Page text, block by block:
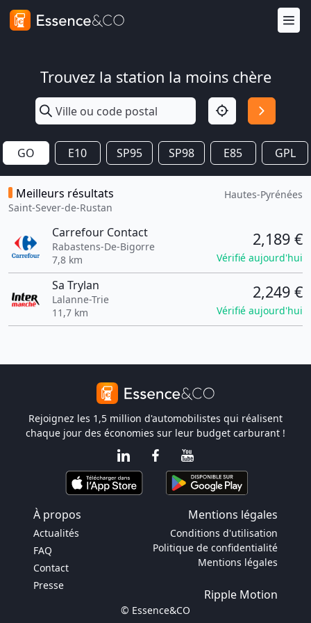
Trouvez la station la moins chère
GO E10 SP95 SP98 E85 GPL
Meilleurs résultats
Saint-Sever-de-Rustan
Hautes-Pyrénées
Carrefour Contact
Rabastens-De-Bigorre
7,8 km
2,189 €
Vérifié aujourd'hui
Sa Trylan
Lalanne-Trie
11,7 km
2,249 €
Vérifié aujourd'hui
Rejoignez les 1,5 million d'automobilistes qui réalisent
chaque jour des économies sur leur budget carburant !
À propos Mentions légales
Actualités
FAQ
Contact
Presse
Conditions d'utilisation
Politique de confidentialité
Mentions légales
Ripple Motion
© Essence&CO